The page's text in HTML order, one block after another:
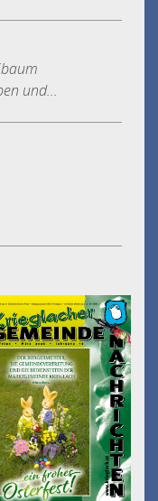
und...